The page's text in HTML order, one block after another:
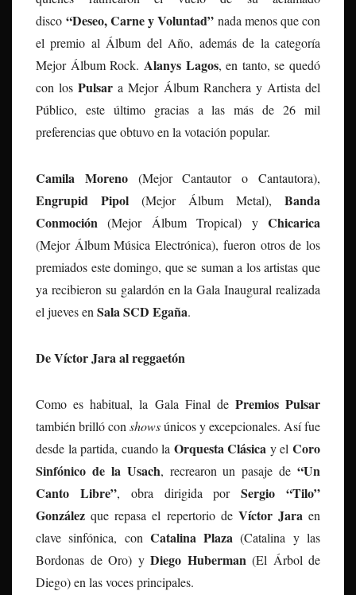
disco “Deseo, Carne y Voluntad” nada menos que con
el premio al Álbum del Año, además de la categoría
Mejor Álbum Rock. Alanys Lagos, en tanto, se quedó
con losPulsar a Mejor Álbum Ranchera y Artista del
Público, este último gracias a las más de 26 mil
preferencias que obtuvo en la votación popular.
Camila Moreno(Mejor Cantautor o Cantautora),
Engrupid Pipol (Mejor Álbum Metal), Banda
Conmoción (Mejor Álbum Tropical) y Chicarica
(Mejor Álbum Música Electrónica), fueron otros de los
premiados este domingo, que se suman a los artistas que
ya recibieron su galardón en la Gala Inaugural realizada
el jueves enSala SCD Egaña.
De Víctor Jara al reggaetón
Como es habitual, la Gala Final de Premios Pulsar
también brilló conshowsúnicos y excepcionales. Así fue
desde la partida, cuando la Orquesta Clásica y elCoro
Sinfónico de la Usach, recrearon un pasaje de “Un
Canto Libre”, obra dirigida porSergio “Tilo”
González que repasa el repertorio de Víctor Jaraen
clave sinfónica, con Catalina Plaza (Catalina y las
Bordonas de Oro) y Diego Huberman(El Árbol de
Diego) en las voces principales.